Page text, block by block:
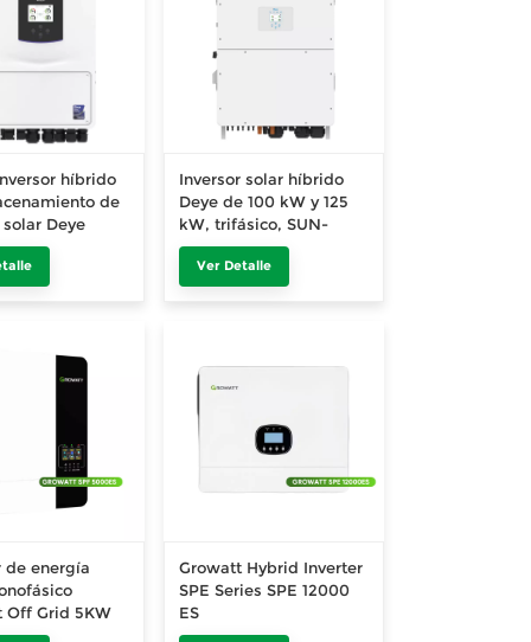
híbrido
de
Deye
8/10/12K-
EU-CM3
Inversor solar híbrido
Deye de 100 kW y 125
kW, trifásico, SUN-
100/125K-SG02HP3-EU-
GM8/GM10 para
sistemas de
Ver Detalle
de energía
Off Grid 5KW
Growatt Hybrid Inverter
SPE Series SPE 12000
ES